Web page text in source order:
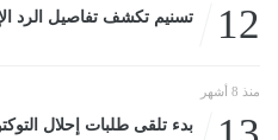
12 تسنيم تكشف تفاصيل الرد
منذ 8 أشهر